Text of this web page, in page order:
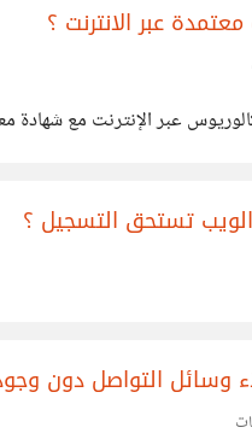
عبر الانترنت ؟
عبر الإنترنت مع
تستحق التسجيل ؟
وسائل التواصل دون